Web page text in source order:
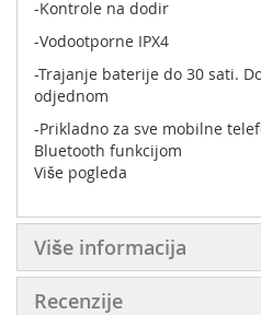
-Kontrole na dodir
-Vodootporne IPX4
-Trajanje baterije do 30 sati.
odjednom
-Prikladno za sve mobilne
Bluetooth funkcijom
-Bluetooth verzija: 5.4
Više pogleda
Više informacija
Recenzije